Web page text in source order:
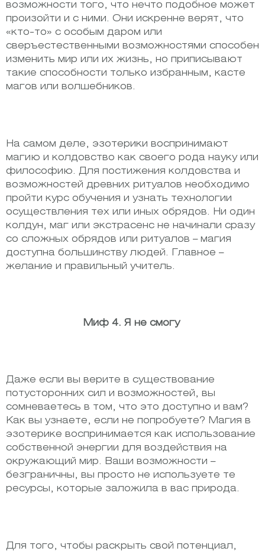
возможности того, что нечто подобное может
произойти и с ними. Они искренне верят, что
«кто-то» с особым даром или
сверъестественными возможностями способен
изменить мир или их жизнь, но приписывают
такие способности только избранным, касте
магов или волшебников.
На самом деле, эзотерики воспринимают
магию и колдовство как своего рода науку или
философию. Для постижения колдовства и
возможностей древних ритуалов необходимо
пройти курс обучения и узнать технологии
осуществления тех или иных обрядов. Ни один
колдун, маг или экстрасенс не начинали сразу
со сложных обрядов или ритуалов – магия
доступна большинству людей. Главное –
желание и правильный учитель.
Миф 4. Я не смогу
Даже если вы верите в существование
потусторонних сил и возможностей, вы
сомневаетесь в том, что это доступно и вам?
Как вы узнаете, если не попробуете? Магия в
эзотерике воспринимается как использование
собственной энергии для воздействия на
окружающий мир. Ваши возможности –
безграничны, вы просто не используете те
ресурсы, которые заложила в вас природа.
Для того, чтобы раскрыть свой потенциал,